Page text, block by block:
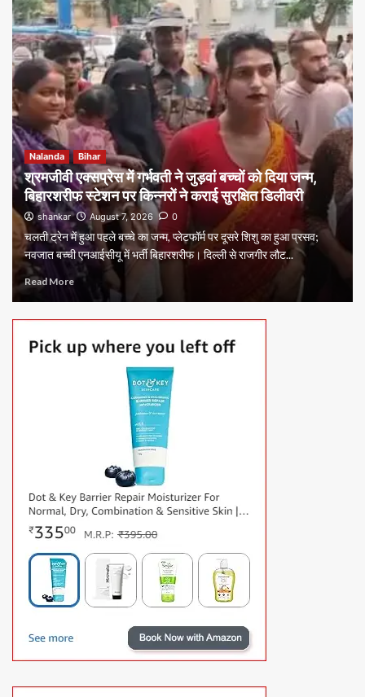
Nalanda Bihar
श्रमजीवी एक्सप्रेस में गर्भवती ने जुड़वां बच्चों को दिया जन्म,
बिहारशरीफ स्टेशन पर किन्नरों ने कराई सुरक्षित डिलीवरी
shankar August 7, 2026 0
चलती ट्रेन में हुआ पहले बच्चे का जन्म, प्लेटफॉर्म पर दूसरे शिशु का हुआ प्रसव;
नवजात बच्ची एनआईसीयू में भर्ती बिहारशरीफ। दिल्ली से राजगीर लौट...
Read More